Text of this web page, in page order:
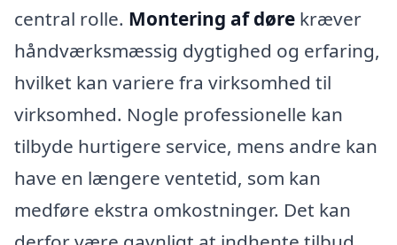
central rolle. Montering af døre kræver
håndværksmæssig dygtighed og erfaring,
hvilket kan variere fra virksomhed til
virksomhed. Nogle professionelle kan
tilbyde hurtigere service, mens andre kan
have en længere ventetid, som kan
medføre ekstra omkostninger. Det kan